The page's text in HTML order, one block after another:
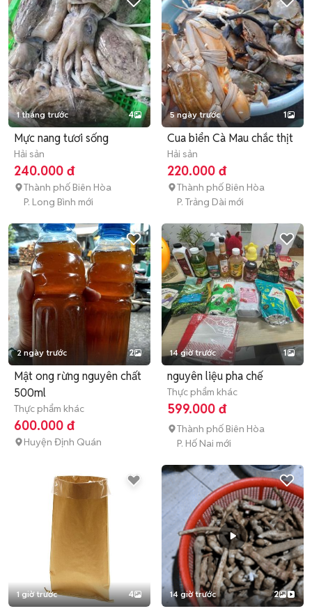
1 tháng trước 4
Mực nang tươi sống
Hải sản
240.000 đ
Thành phố Biên Hòa
P. Long Bình mới
5 ngày trước 1
Cua biển Cà Mau chắc thịt
Hải sản
220.000 đ
Thành phố Biên Hòa
P. Trảng Dài mới
2 ngày trước 2
Mật ong rừng nguyên chất
500ml
Thực phẩm khác
600.000 đ
Huyện Định Quán
14 giờ trước 1
nguyên liệu pha chế
Thực phẩm khác
599.000 đ
Thành phố Biên Hòa
P. Hố Nai mới
1 giờ trước 4 14 giờ trước 2